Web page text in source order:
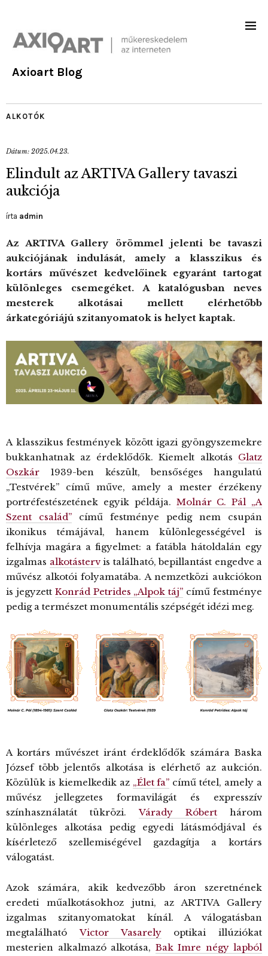
Axioart Blog
ALKOTÓK
Dátum: 2025.04.23.
Elindult az ARTIVA Gallery tavaszi
aukciója
írta admin
Az ARTIVA Gallery örömmel jelenti be tavaszi
aukciójának indulását, amely a klasszikus és
kortárs művészet kedvelőinek egyaránt tartogat
különleges csemegéket. A katalógusban neves
mesterek alkotásai mellett elérhetőbb
árkategóriájú szitanyomatok is helyet kaptak.
A klasszikus festmények között igazi gyöngyszemekre
bukkanhatnak az érdeklődők. Kiemelt alkotás Glatz
Oszkár 1939-ben készült, bensőséges hangulatú
„Testvérek” című műve, amely a mester érzékeny
portréfestészetének egyik példája. Molnár C. Pál „A
Szent család” című festménye pedig nem csupán
ikonikus témájával, hanem különlegességével is
felhívja magára a figyelmet: a fatábla hátoldalán egy
izgalmas alkotástervis található, bepillantást engedve a
művész alkotói folyamatába. A nemzetközi aukciókon
is jegyzett Konrád Petrides „Alpok táj” című festménye
pedig a természet monumentális szépségét idézi meg.
A kortárs művészet iránt érdeklődők számára Baska
József több jelentős alkotása is elérhető az aukción.
Közülük is kiemelkedik az „Élet fa” című tétel, amely a
művész jellegzetes formavilágát és expresszív
színhasználatát tükrözi.Várady Róberthárom
különleges alkotása pedig egyedi látásmódjával és
kísérletező szellemiségével gazdagítja a kortárs
válogatást.
Azok számára, akik kedvezőbb áron szeretnének
eredeti műalkotásokhoz jutni, az ARTIVA Gallery
izgalmas szitanyomatokat kínál. A válogatásban
megtalálhatóVictor Vasarelyoptikai illúziókat
mesterien alkalmazó alkotása, Bak Imre négy lapból